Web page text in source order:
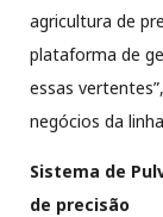
agricultura de
plataforma de
essas
negócios da
Sistema de
de precisão